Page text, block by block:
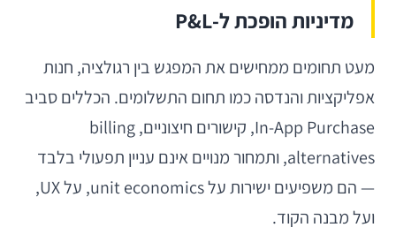
מדיניות הופכת ל-P&L
מעט תחומים ממחישים את המפגש בין רגולציה, חנות
אפליקציות והנדסה כמו תחום התשלומים. הכללים סביב
In-App Purchase, קישורים חיצוניים, billing
alternatives, ותמחור מנויים אינם עניין תפעולי בלבד
— הם משפיעים ישירות על unit economics, על UX,
ועל מבנה הקוד.